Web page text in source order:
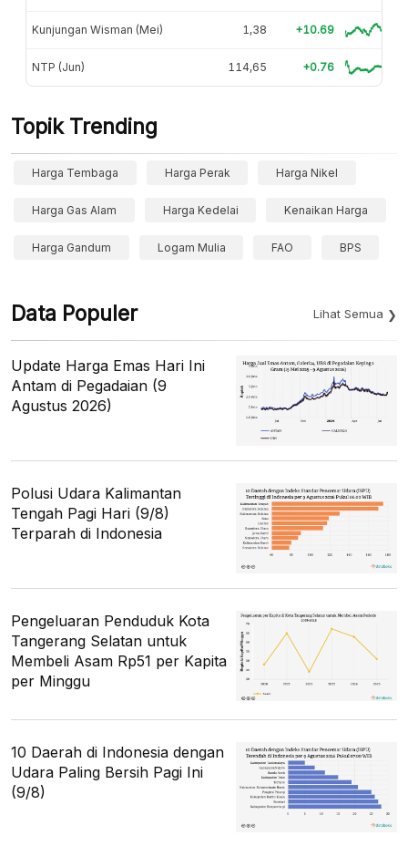
Kunjungan Wisman (Mei) 1,38 +10.69
NTP (Jun) 114,65 +0.76
Topik Trending
Harga Tembaga Harga Perak Harga Nikel
Harga Gas Alam Harga Kedelai Kenaikan Harga
Harga Gandum Logam Mulia FAO BPS
Data Populer Lihat Semua
Update Harga Emas Hari Ini
Antam di Pegadaian (9
Agustus 2026)
Polusi Udara Kalimantan
Tengah Pagi Hari (9/8)
Terparah di Indonesia
Pengeluaran Penduduk Kota
Tangerang Selatan untuk
Membeli Asam Rp51 per Kapita
per Minggu
10 Daerah di Indonesia dengan
Udara Paling Bersih Pagi Ini
(9/8)